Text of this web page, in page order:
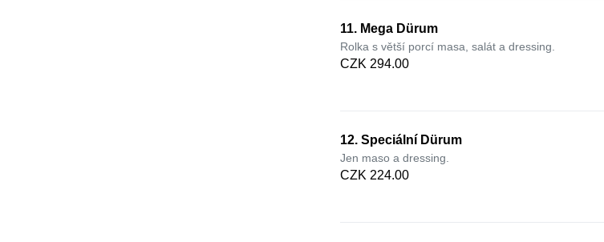
11. Mega Dürum
Rolka s větší porcí masa, salát a dressing.
CZK 294.00
12. Speciální Dürum
Jen maso a dressing.
CZK 224.00